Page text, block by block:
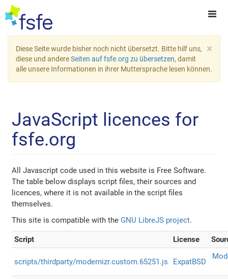
×
Diese Seite wurde bisher noch nicht übersetzt. Bitte hilf uns,
diese und andereSeiten auf fsfe.org zu übersetzen, damit
alle unsere Informationen in ihrer Muttersprache lesen können.
JavaScript licences for
fsfe.org
All Javascript code used in this website is Free Software.
The table below displays script files, their sources and
licences, where it is not available in the script files
themselves.
This site is compatible with the GNU LibreJS project.
Script License
scripts/thirdparty/modernizr.custom.65251.js ExpatBSD